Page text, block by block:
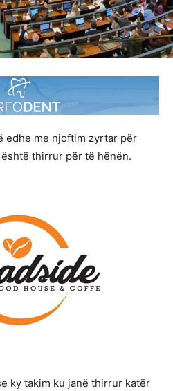
edhe me njoftim zyrtar për
thirrur për të hënën.
ky takim ku janë thirrur katër